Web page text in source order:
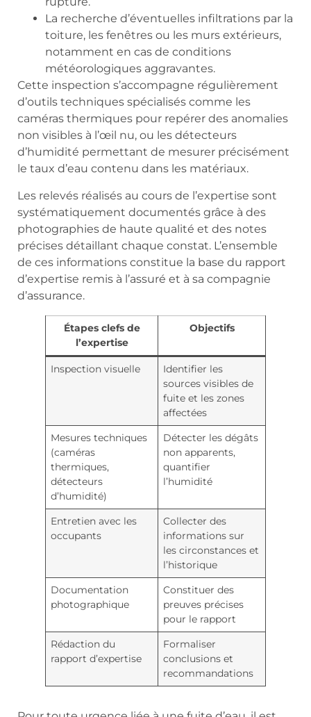
La recherche d’éventuelles infiltrations par la
toiture, les fenêtres ou les murs extérieurs,
notamment en cas de conditions
météorologiques aggravantes.
Cette inspection s’accompagne régulièrement
d’outils techniques spécialisés comme les
caméras thermiques pour repérer des anomalies
non visibles à l’œil nu, ou les détecteurs
d’humidité permettant de mesurer précisément
le taux d’eau contenu dans les matériaux.
Les relevés réalisés au cours de l’expertise sont
systématiquement documentés grâce à des
photographies de haute qualité et des notes
précises détaillant chaque constat. L’ensemble
de ces informations constitue la base du rapport
d’expertise remis à l’assuré et à sa compagnie
d’assurance.
Étapes clefs de
l’expertise
Objectifs
Inspection visuelle
Identifier les
sources visibles de
fuite et les zones
affectées
Mesures techniques
(caméras
thermiques,
détecteurs
d’humidité)
Détecter les dégâts
non apparents,
quantifier
l’humidité
Entretien avec les
occupants
Collecter des
informations sur
les circonstances et
l’historique
Documentation
photographique
Constituer des
preuves précises
pour le rapport
Rédaction du
rapport d’expertise
Formaliser
conclusions et
recommandations